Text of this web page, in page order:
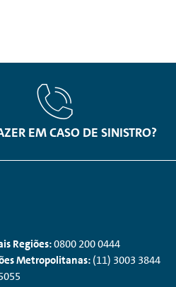
EM CASO DE SINISTRO?
Regiões:0800 200 0444
Metropolitanas:(11) 3003 3844